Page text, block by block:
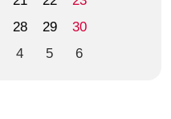
28 29
30
4 5 6